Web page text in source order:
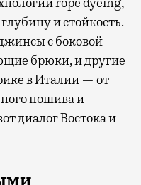
rope dyeing,
и стойкость.
с боковой
брюки, и другие
в Италии — от
пошива и
диалог Востока и